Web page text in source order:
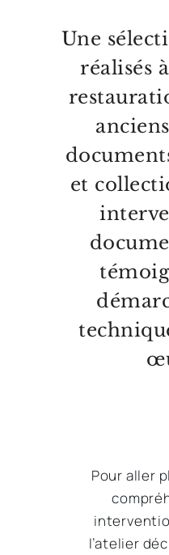
Une
réalisés
et
Pour aller
l’atelier